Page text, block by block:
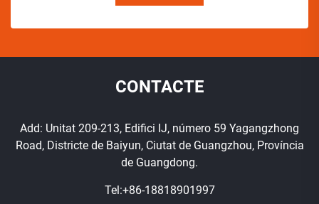
CONTACTE
Add: Unitat 209-213, Edifici IJ, número 59 Yagangzhong
Road, Districte de Baiyun, Ciutat de Guangzhou, Província
de Guangdong.
Tel:+86-18818901997